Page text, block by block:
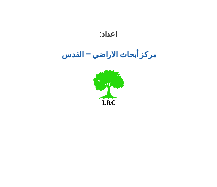
اعداد:
مركز أبحاث الاراضي – القدس